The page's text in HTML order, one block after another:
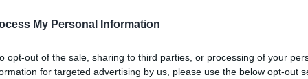
My Personal Information
opt-out of the sale, sharing to third parties, or processing of your
for targeted advertising by us, please use the below opt-out
στο Ιράν - «Υπάρχουν καλές